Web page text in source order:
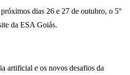
dias 26 e 27 de outubro, o 5°
da ESA Goiás.
artificial e os novos desafios da